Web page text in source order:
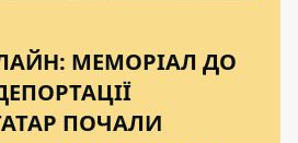
МЕМОРІАЛ ДО
ПОЧАЛИ